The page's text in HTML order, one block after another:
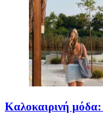
Καλοκαιρινή μόδα: